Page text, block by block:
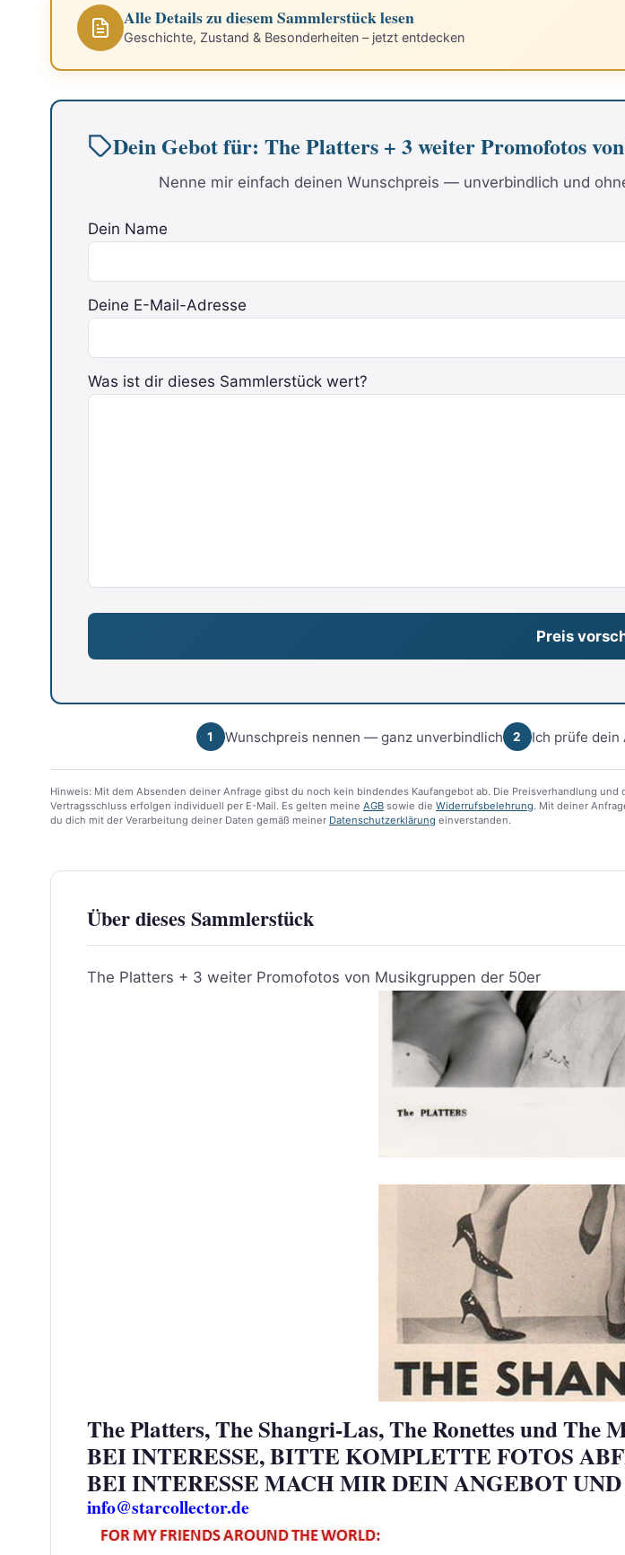
Alle Details zu diesem Sammlerstück lesen
Geschichte, Zustand & Besonderheiten – jetzt entdecken
Dein Gebot für: The Platters + 3 weiter Promofotos
Nenne mir einfach deinen Wunschpreis — unverbindlich und
Dein Name
Deine E-Mail-Adresse
Bitte lasse dieses Feld leer.
Was ist dir dieses Sammlerstück wert?
1 Wunschpreis nennen — ganz unverbindlich 2 Ich prüfe dein
Hinweis: Mit dem Absenden deiner Anfrage gibst du noch kein bindendes Kaufangebot ab. Die Preisverhandlung und
Vertragsschluss erfolgen individuell per E-Mail. Es gelten meine AGB sowie die Widerrufsbelehrung. Mit deiner
du dich mit der Verarbeitung deiner Daten gemäß meiner Datenschutzerklärung einverstanden.
Über dieses Sammlerstück
The Platters + 3 weiter Promofotos von Musikgruppen der 50er
The Platters, The Shangri-Las, The Ronettes und The
BEI INTERESSE, BITTE KOMPLETTE FOTOS
BEI INTERESSE MACH MIR DEIN ANGEBOT
info@starcollector.de